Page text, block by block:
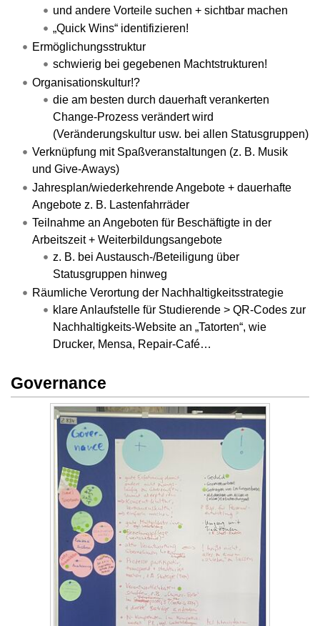
und andere Vorteile suchen + sichtbar machen
„Quick Wins“ identifizieren!
Ermöglichungsstruktur
schwierig bei gegebenen Machtstrukturen!
Organisationskultur!?
die am besten durch dauerhaft verankerten
Change-Prozess verändert wird
(Veränderungskultur usw. bei allen Statusgruppen)
Verknüpfung mit Spaßveranstaltungen (z. B. Musik
und Give-Aways)
Jahresplan/wiederkehrende Angebote + dauerhafte
Angebote z. B. Lastenfahrräder
Teilnahme an Angeboten für Beschäftigte in der
Arbeitszeit + Weiterbildungsangebote
z. B. bei Austausch-/Beteiligung über
Statusgruppen hinweg
Räumliche Verortung der Nachhaltigkeitsstrategie
klare Anlaufstelle für Studierende > QR-Codes zur
Nachhaltigkeits-Website an „Tatorten“, wie
Drucker, Mensa, Repair-Café…
Governance